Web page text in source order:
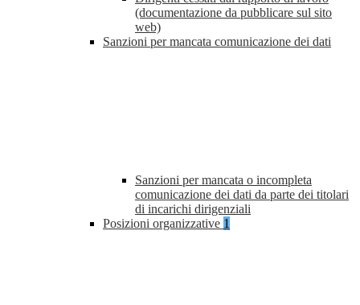
(documentazione da pubblicare sul sito
web)
Sanzioni per mancata comunicazione dei dati
Sanzioni per mancata o incompleta
comunicazione dei dati da parte dei titolari
di incarichi dirigenziali
Posizioni organizzative 1